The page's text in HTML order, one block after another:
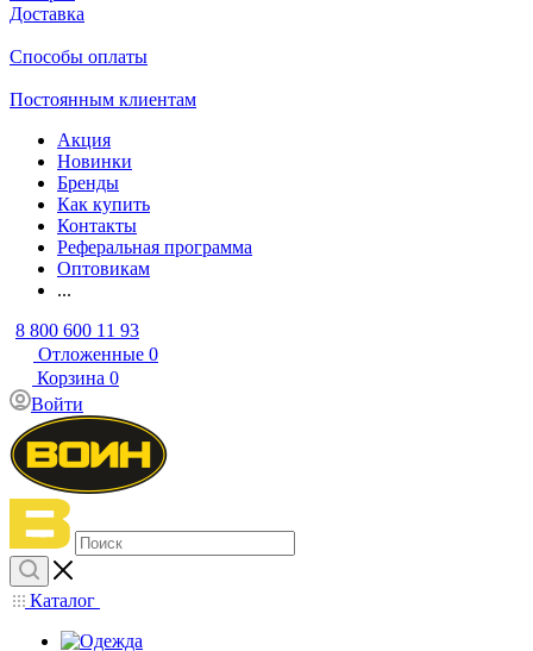
Доставка
Способы оплаты
Постоянным клиентам
Акция
Новинки
Бренды
Как купить
Контакты
Реферальная программа
Оптовикам
...
8 800 600 11 93
Отложенные 0
Корзина 0
Войти
Каталог